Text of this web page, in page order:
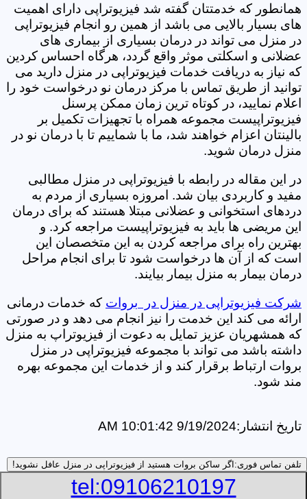
همانطور که خدمتتان گفته شد فیزیوتراپی دارای اهمیت
های بسیار بالایی می باشد از همین رو انجام فیزیوتراپی
در منزل می تواند در درمان بسیاری از بیماری های
عضلانی و اسکلتی موثر واقع گردد، هرگاه احساس کردین
که نیاز به دریافت خدمات فیزیوتراپی در منزل دارید می
توانید از طریق تماس با مرکز درمان نو درخواست خود را
اعلام نمایید، در کوتاه ترین زمان ممکن پرسنل
فیزیوتراپیست مجموعه همراه با تجهیزات تکمیل بر
بالینتان اعزام خواهند شد، ما با شماییم تا با درمان نو در
منزل درمان شوید.
در این مقاله در رابطه با فیزیوتراپی در منزل مطالبی
مفید و کاربردی بیان شد. امروزه بسیاری از مردم به
دردهای استخوانی و عضلانی مبتلا هستند که برای درمان
این مریضی ها باید به فیزیوتراپیست مراجعه کرد. و
بهترین راه برای مراجعه کردن به این متخصصان این
است که از آن ها درخواست شود تا برای انجام مراحل
درمان بیمار به منزل بیمار بیایند.
شرکت فیزیوتراپی در منزل در بروات که خدمات درمانی
ارائه می کند این خدمت را نیز انجام می دهد و در صورتی
که همشهریان عزیز تمایل به دعوت از فیزیوتراپ به منزل
داشته باشد می تواند با مجموعه فیزیوتراپی در منزل
بروات ارتباط برقرار کند و از خدمات این مجموعه بهره
مند شود.
تاریخ انتشار:9/19/2024 10:01:42 AM
تلفن تماس فوری: اگر ساکن بروات هستید از فیزیوتراپی در منزل عافل نشوید!
tel:09106210197